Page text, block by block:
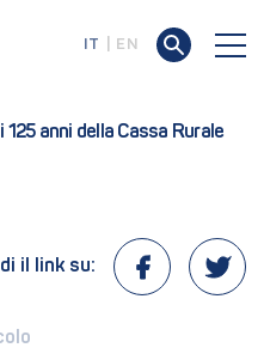
IT EN
anni della Cassa Rurale
il link su: